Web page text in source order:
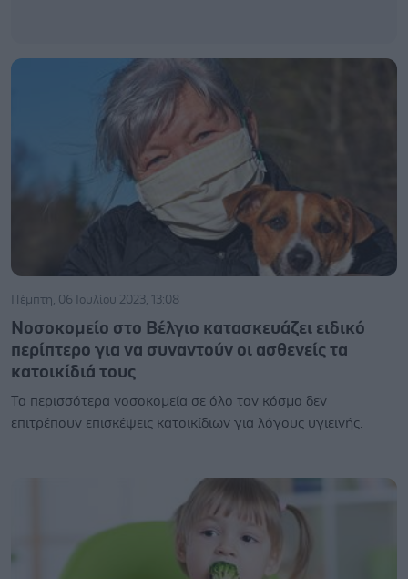
Πέμπτη, 06 Ιουλίου 2023, 13:08
Νοσοκομείο στο Βέλγιο κατασκευάζει ειδικό
περίπτερο για να συναντούν οι ασθενείς τα
κατοικίδιά τους
Τα περισσότερα νοσοκομεία σε όλο τον κόσμο δεν
επιτρέπουν επισκέψεις κατοικίδιων για λόγους υγιεινής.